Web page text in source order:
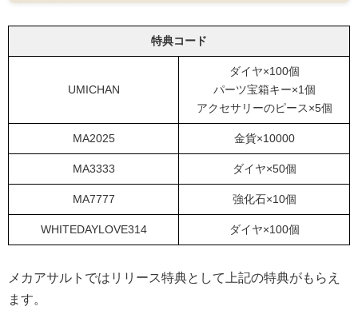
特典コード
UMICHAN
ダイヤ×100個
パーツ宝箱キー×1個
アクセサリーのピース×5個
MA2025 金貨×10000
MA3333 ダイヤ×50個
MA7777 強化石×10個
WHITEDAYLOVE314 ダイヤ×100個
メカアサルトではリリース特典として上記の特典がもらえ
ます。